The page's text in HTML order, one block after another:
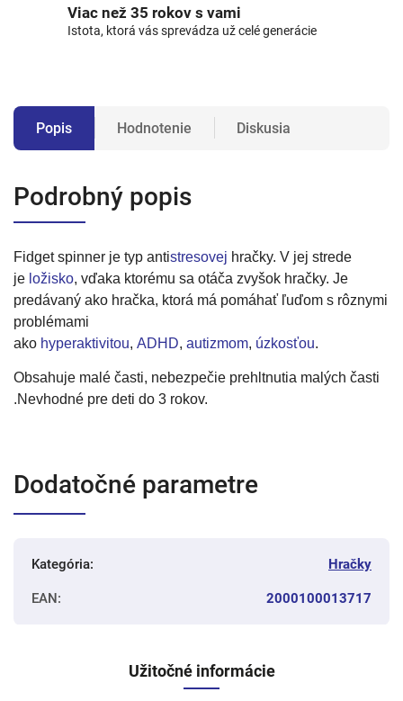
Viac než 35 rokov s vami
Istota, ktorá vás sprevádza už celé generácie
Popis Hodnotenie Diskusia
Podrobný popis
Fidget spinner je typ antistresovej hračky. V jej strede
je ložisko, vďaka ktorému sa otáča zvyšok hračky. Je
predávaný ako hračka, ktorá má pomáhať ľuďom s rôznymi
problémami
ako hyperaktivitou, ADHD, autizmom, úzkosťou.
Obsahuje malé časti, nebezpečie prehltnutia malých časti
.Nevhodné pre deti do 3 rokov.
Dodatočné parametre
Kategória: Hračky
EAN: 2000100013717
Užitočné informácie